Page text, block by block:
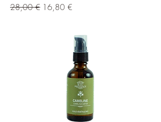
Prix original
28,00 € Prix promotionnel
16,80 €